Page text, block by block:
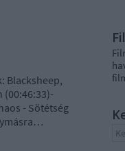
Blacksheep,
- Sötétség